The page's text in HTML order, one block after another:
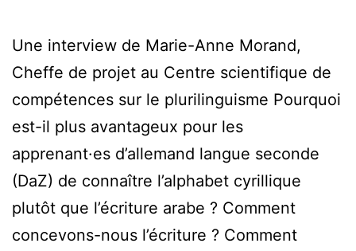
Une interview de Marie-Anne Morand,
Cheffe de projet au Centre scientifique de
compétences sur le plurilinguisme Pourquoi
est-il plus avantageux pour les
apprenant·es d’allemand langue seconde
(DaZ) de connaître l’alphabet cyrillique
plutôt que l’écriture arabe ? Comment
concevons-nous l’écriture ? Comment